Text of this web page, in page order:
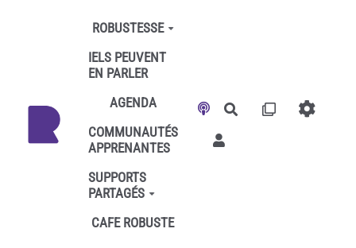
Aller au contenu principal
ROBUSTESSE
IELS PEUVENT
EN PARLER
AGENDA
COMMUNAUTÉS
APPRENANTES
SUPPORTS
PARTAGÉS
CAFE ROBUSTE
Rechercher